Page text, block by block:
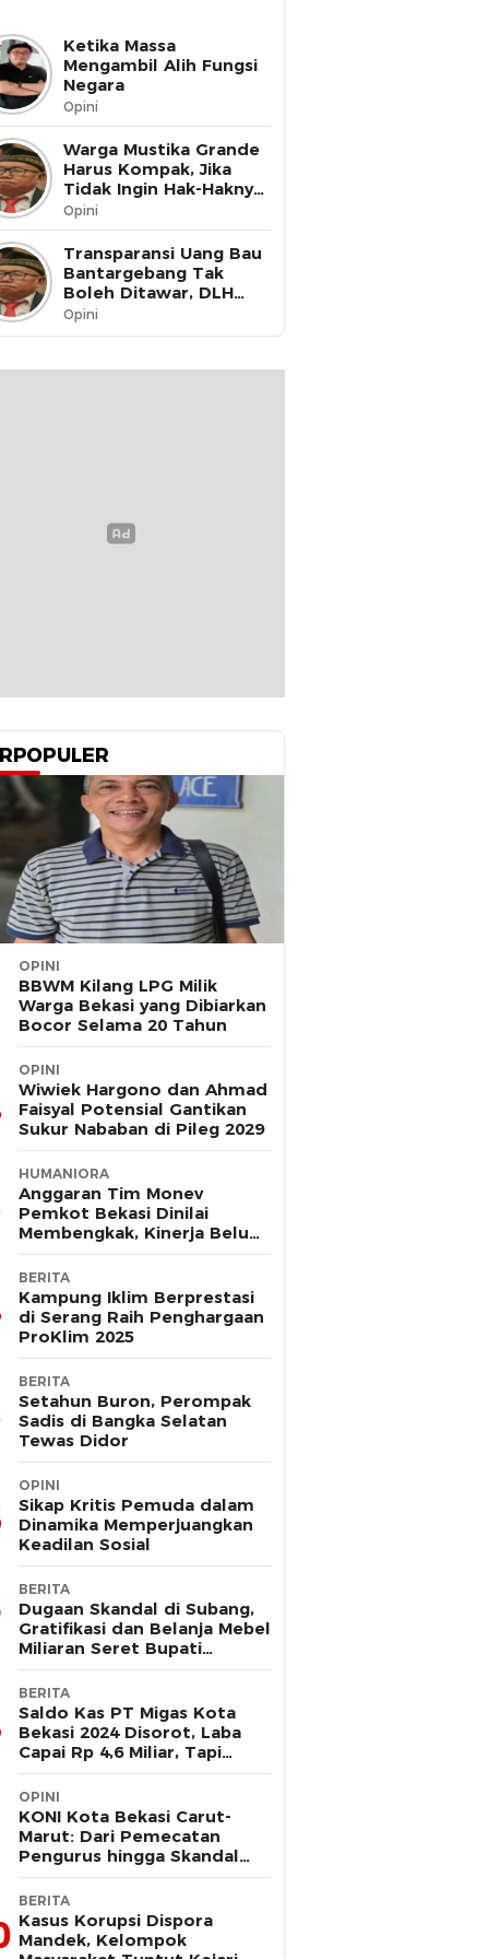
Ketika Massa
Mengambil Alih Fungsi
Negara
Opini
Warga Mustika Grande
Harus Kompak, Jika
Tidak Ingin Hak-Haknya
Dinikmati oleh Pihak
Lain
Opini
Transparansi Uang Bau
Bantargebang Tak
Boleh Ditawar, DLH
Kota Bekasi Harus Buka
Data ke Publik
Opini
OPINI
BBWM Kilang LPG Milik
Warga Bekasi yang Dibiarkan
Bocor Selama 20 Tahun
OPINI
Wiwiek Hargono dan Ahmad
Faisyal Potensial Gantikan
Sukur Nababan di Pileg 2029
HUMANIORA
Anggaran Tim Monev
Pemkot Bekasi Dinilai
Membengkak, Kinerja Belum
Terbukti Efektif
BERITA
Kampung Iklim Berprestasi
di Serang Raih Penghargaan
ProKlim 2025
BERITA
Setahun Buron, Perompak
Sadis di Bangka Selatan
Tewas Didor
OPINI
Sikap Kritis Pemuda dalam
Dinamika Memperjuangkan
Keadilan Sosial
BERITA
Dugaan Skandal di Subang,
Gratifikasi dan Belanja Mebel
Miliaran Seret Bupati
Reynaldi
BERITA
Saldo Kas PT Migas Kota
Bekasi 2024 Disorot, Laba
Capai Rp 4,6 Miliar, Tapi
Hanya Tersisa Rp 13 Juta
OPINI
KONI Kota Bekasi Carut-
Marut: Dari Pemecatan
Pengurus hingga Skandal
Dana Hibah
BERITA
Kasus Korupsi Dispora
Mandek, Kelompok